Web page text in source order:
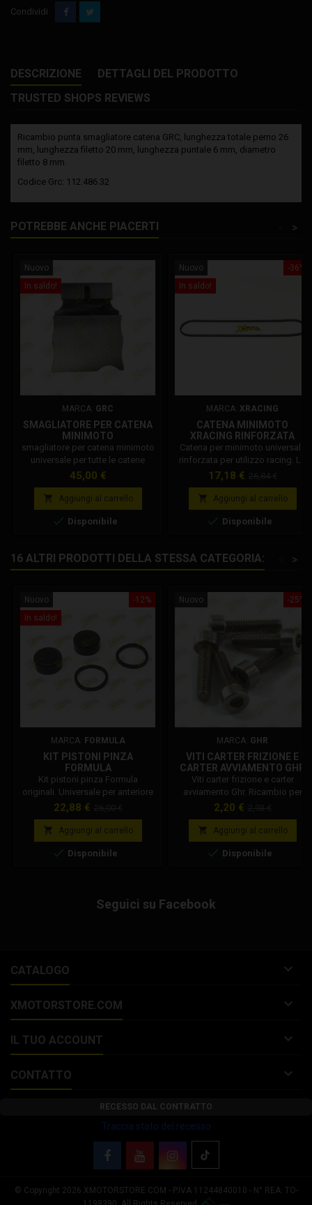
Condividi
DESCRIZIONE
DETTAGLI DEL PRODOTTO
TRUSTED SHOPS REVIEWS
Ricambio punta smagliatore catena GRC, lunghezza totale perno 26
mm, lunghezza filetto 20 mm, lunghezza puntale 6 mm, diametro
filetto 8 mm.
Codice Grc: 112.486.32
POTREBBE ANCHE PIACERTI >
Nuovo
In saldo!
MARCA: GRC
SMAGLIATORE PER CATENA
MINIMOTO
smagliatore per catena minimoto
universale per tutte le catene
minimoto. Prodotto in Italia con
Compatibile con catena
minimoto standard e racing.
Prezzo
45,00 €
 Aggiungi al carrello
 Disponibile
-36%
Nuovo
In saldo!
MARCA: XRACING
CATENA MINIMOTO
XRACING RINFORZATA
Catena per minimoto universale
rinforzata per utilizzo racing. La
catena più utilizzata per
campionati minimoto del mondo.
Lunghezza catena: 158 maglie.
Applicazione: catena minimoto
minimoto Blata. catena minimoto
Polini. Caratteristiche catena
Prezzo
17,18 €
base
 Aggiungi al carrello
 Disponibile
16 ALTRI PRODOTTI DELLA STESSA CATEGORIA: >
-12%
Nuovo
In saldo!
MARCA: FORMULA
KIT PISTONI PINZA
FORMULA
Kit pistoni pinza Formula
originali. Universale per anteriore
o posteriore. Codice: FM40022-
scegliere un prodotto Formula
originale? Diffida dalle imitazioni,
scegli sicurezza e prestazioni al
Prezzo
22,88 €
base
 Aggiungi al carrello
 Disponibile
-25%
Nuovo
MARCA: GHR
VITI CARTER FRIZIONE E
CARTER AVVIAMENTO GHR
Viti carter frizione e carter
avviamento Ghr. Ricambio per
motore minimoto Ghr. Kit da 8 viti.
Prezzo
2,20 €
base
 Aggiungi al carrello
 Disponibile
Seguici su Facebook
CATALOGO 
XMOTORSTORE.COM 
IL TUO ACCOUNT 
CONTATTO 
RECESSO DAL CONTRATTO
Traccia stato del recesso
© Copyright 2026 XMOTORSTORE.COM - P.IVA 11244840010 - N° REA: TO-
Le tue preferenze relative alla privacy